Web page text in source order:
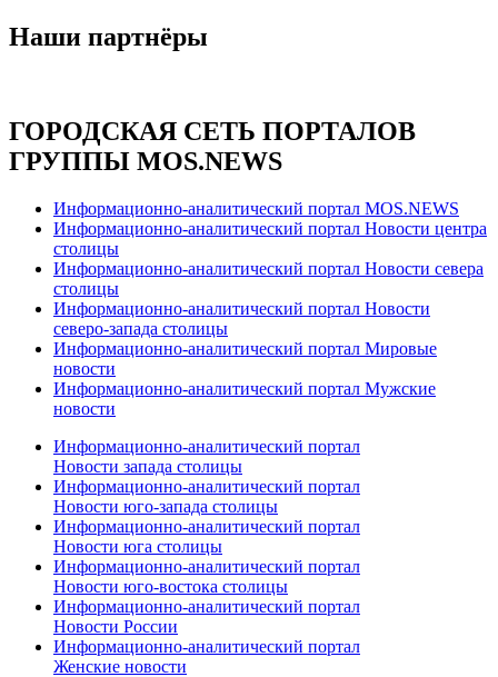
Наши партнёры
ГОРОДСКАЯ СЕТЬ ПОРТАЛОВ
ГРУППЫ MOS.NEWS
Информационно-аналитический портал MOS.NEWS
Информационно-аналитический портал Новости центра
столицы
Информационно-аналитический портал Новости севера
столицы
Информационно-аналитический портал Новости
северо-запада столицы
Информационно-аналитический портал Мировые
новости
Информационно-аналитический портал Мужские
новости
Информационно-аналитический портал
Новости запада столицы
Информационно-аналитический портал
Новости юго-запада столицы
Информационно-аналитический портал
Новости юга столицы
Информационно-аналитический портал
Новости юго-востока столицы
Информационно-аналитический портал
Новости России
Информационно-аналитический портал
Женские новости